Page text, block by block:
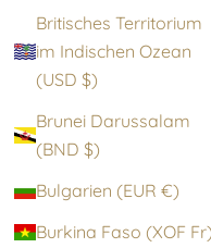
Britisches Territorium
im Indischen Ozean
(USD $)
Brunei Darussalam
(BND $)
Bulgarien (EUR €)
Burkina Faso